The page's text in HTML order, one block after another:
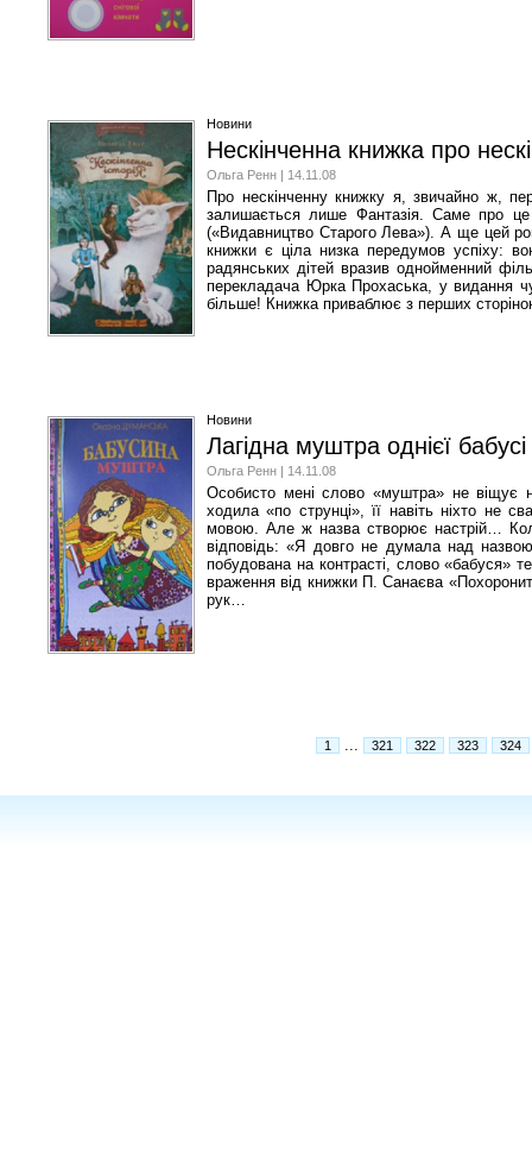
Новини
Нескінченна книжка про
Ольга Ренн | 14.11.08
Про нескінченну книжку я, звичайно ж,
залишається лише Фантазія. Саме про
(«Видавництво Старого Лева»). А ще цей
книжки є ціла низка передумов успіху:
радянських дітей вразив однойменний
перекладача Юрка Прохаська, у видання
більше! Книжка приваблює з перших
Новини
Лагідна муштра однієї бабусі
Ольга Ренн | 14.11.08
Особисто мені слово «муштра» не віщує
ходила «по струнці», її навіть ніхто не
мовою. Але ж назва створює настрій…
відповідь: «Я довго не думала над
побудована на контрасті, слово
враження від книжки П. Санаєва
рук…
1 321 322 323 324